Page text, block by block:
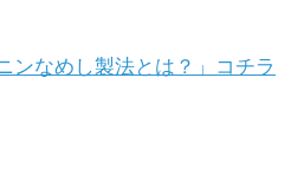
ンなめし製法とは？」コチラ